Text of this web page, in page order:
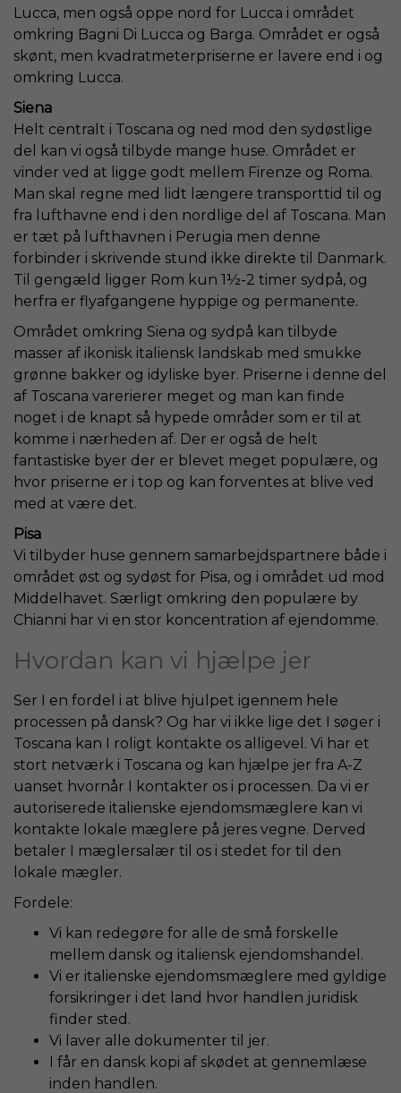
Lucca, men også oppe nord for Lucca i området
omkring Bagni Di Lucca og Barga. Området er også
skønt, men kvadratmeterpriserne er lavere end i og
omkring Lucca.
Siena
Helt centralt i Toscana og ned mod den sydøstlige
del kan vi også tilbyde mange huse. Området er
vinder ved at ligge godt mellem Firenze og Roma.
Man skal regne med lidt længere transporttid til og
fra lufthavne end i den nordlige del af Toscana. Man
er tæt på lufthavnen i Perugia men denne
forbinder i skrivende stund ikke direkte til Danmark.
Til gengæld ligger Rom kun 1½-2 timer sydpå, og
herfra er flyafgangene hyppige og permanente.
Området omkring Siena og sydpå kan tilbyde
masser af ikonisk italiensk landskab med smukke
grønne bakker og idyliske byer. Priserne i denne del
af Toscana varerierer meget og man kan finde
noget i de knapt så hypede områder som er til at
komme i nærheden af. Der er også de helt
fantastiske byer der er blevet meget populære, og
hvor priserne er i top og kan forventes at blive ved
med at være det.
Pisa
Vi tilbyder huse gennem samarbejdspartnere både i
området øst og sydøst for Pisa, og i området ud mod
Middelhavet. Særligt omkring den populære by
Chianni har vi en stor koncentration af ejendomme.
Hvordan kan vi hjælpe jer
Ser I en fordel i at blive hjulpet igennem hele
processen på dansk? Og har vi ikke lige det I søger i
Toscana kan I roligt kontakte os alligevel. Vi har et
stort netværk i Toscana og kan hjælpe jer fra A-Z
uanset hvornår I kontakter os i processen. Da vi er
autoriserede italienske ejendomsmæglere kan vi
kontakte lokale mæglere på jeres vegne. Derved
betaler I mæglersalær til os i stedet for til den
lokale mægler.
Fordele:
Vi kan redegøre for alle de små forskelle
mellem dansk og italiensk ejendomshandel.
Vi er italienske ejendomsmæglere med gyldige
forsikringer i det land hvor handlen juridisk
finder sted.
Vi laver alle dokumenter til jer.
I får en dansk kopi af skødet at gennemlæse
inden handlen.